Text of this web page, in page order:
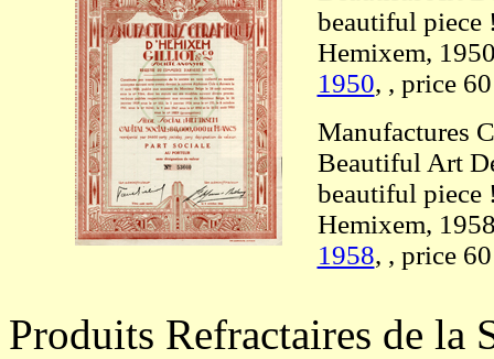
beautiful piece
Hemixem,
1950, , price
Manufactures
Beautiful Art
beautiful piece
Hemixem,
1958, , price
Produits Refractaires de la